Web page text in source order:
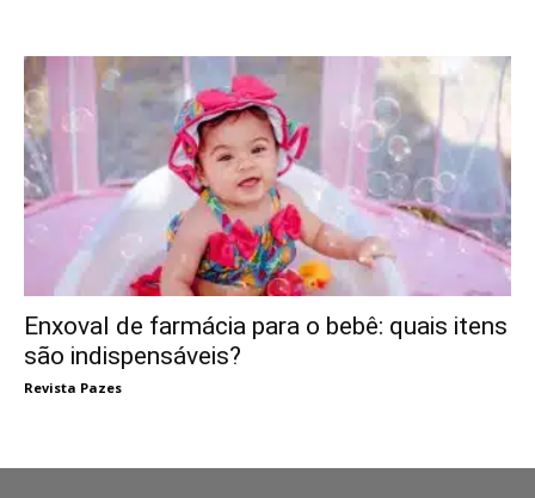
Enxoval de farmácia para o bebê: quais itens
são indispensáveis?
Revista Pazes